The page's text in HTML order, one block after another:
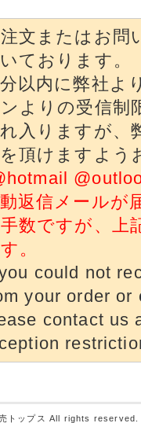
文またはお問
ております。
分以内に弊社よ
よりの受信制
入りますが、
頂けますよう
返信メールが
数ですが、上
。
could not
your order or
contact us
トップス All rights reserved.